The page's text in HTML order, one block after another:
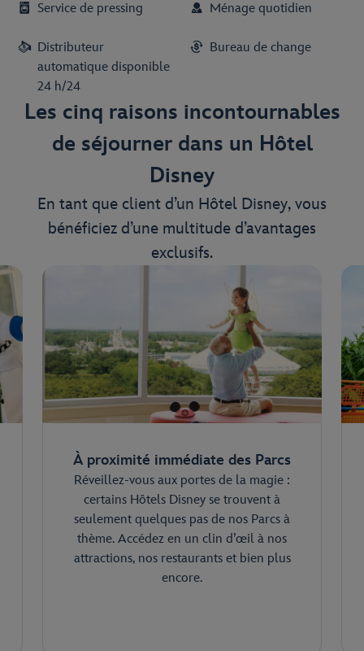
Service de pressing Ménage quotidien
Distributeur
automatique disponible
24 h/24
Bureau de change
Les cinq raisons incontournables
de séjourner dans un Hôtel
Disney
En tant que client d’un Hôtel Disney, vous
bénéficiez d’une multitude d’avantages
exclusifs.
À proximité immédiate des Parcs
Réveillez-vous aux portes de la magie :
certains Hôtels Disney se trouvent à
seulement quelques pas de nos Parcs à
thème. Accédez en un clin d’œil à nos
attractions, nos restaurants et bien plus
encore.